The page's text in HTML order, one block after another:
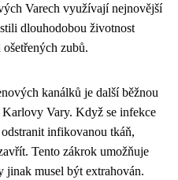
Varech využívají nejnovější
dlouhodobou životnost
zubů.
kanálků je další běžnou
Vary. Když se infekce
infikovanou tkáň,
Tento zákrok umožňuje
jinak musel být extrahován.